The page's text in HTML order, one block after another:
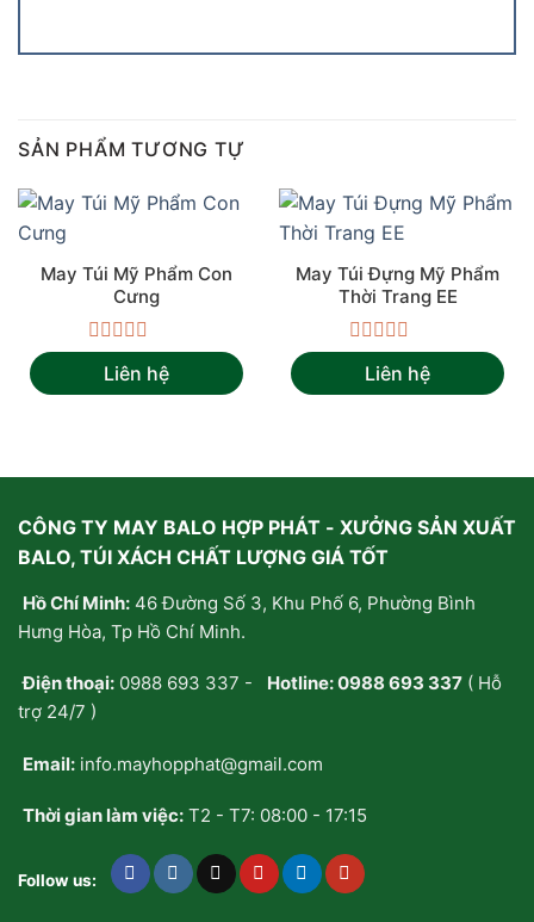
SẢN PHẨM TƯƠNG TỰ
May Túi Mỹ Phẩm Con
Cưng
Được
xếp
hạng
Liên hệ
May Túi Đựng Mỹ Phẩm
Thời Trang EE
Được
xếp
hạng
Liên hệ
CÔNG TY MAY BALO HỢP PHÁT - XƯỞNG SẢN XUẤT
BALO, TÚI XÁCH CHẤT LƯỢNG GIÁ TỐT
Hồ Chí Minh: 46 Đường Số 3, Khu Phố 6, Phường Bình
Hưng Hòa, Tp Hồ Chí Minh.
Điện thoại: 0988 693 337 - Hotline:0988 693 337 ( Hỗ
trợ 24/7 )
Email: info.mayhopphat@gmail.com
Thời gian làm việc: T2 - T7: 08:00 - 17:15
Follow us: